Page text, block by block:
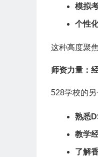
模拟
个性
这种高度聚
师资力量：
528学校的
熟悉
教学
了解